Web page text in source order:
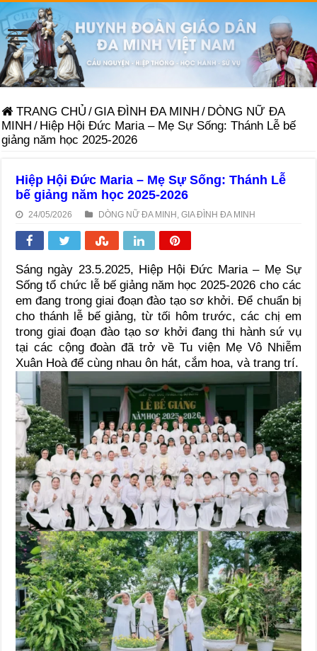
TRANG CHỦ /GIA ĐÌNH ĐA MINH / DÒNG NỮ ĐA
MINH / Hiệp Hội Đức Maria – Mẹ Sự Sống: Thánh Lễ bế
giảng năm học 2025-2026
Hiệp Hội Đức Maria – Mẹ Sự Sống: Thánh Lễ
bế giảng năm học 2025-2026
24/05/2026 DÒNG NỮ ĐA MINH ,GIA ĐÌNH ĐA MINH
Sáng ngày 23.5.2025, Hiệp Hội Đức Maria – Mẹ Sự
Sống tổ chức lễ bế giảng năm học 2025-2026 cho các
em đang trong giai đoạn đào tạo sơ khởi. Để chuẩn bị
cho thánh lễ bế giảng, từ tối hôm trước, các chị em
trong giai đoạn đào tạo sơ khởi đang thi hành sứ vụ
tại các cộng đoàn đã trở về Tu viện Mẹ Vô Nhiễm
Xuân Hoà để cùng nhau ôn hát, cắm hoa, và trang trí.